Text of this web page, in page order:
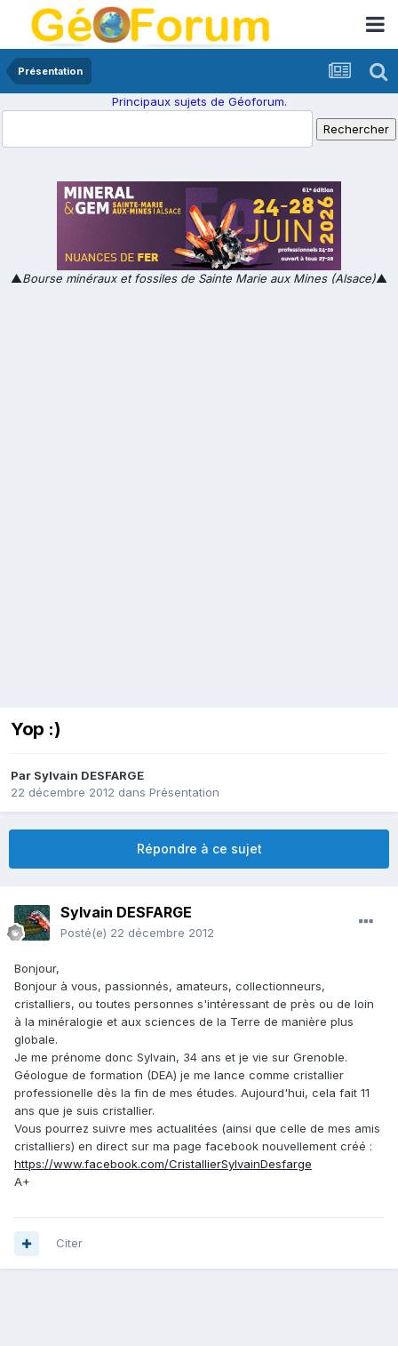
Présentation
Principaux sujets de Géoforum.
▲Bourse minéraux et fossiles de Sainte Marie aux Mines (Alsace)▲
Yop :)
Par Sylvain DESFARGE
22 décembre 2012 dans Présentation
Répondre à ce sujet
Sylvain DESFARGE
Posté(e) 22 décembre 2012
Bonjour,
Bonjour à vous, passionnés, amateurs, collectionneurs,
cristalliers, ou toutes personnes s'intéressant de près ou de loin
à la minéralogie et aux sciences de la Terre de manière plus
globale.
Je me prénome donc Sylvain, 34 ans et je vie sur Grenoble.
Géologue de formation (DEA) je me lance comme cristallier
professionelle dès la fin de mes études. Aujourd'hui, cela fait 11
ans que je suis cristallier.
Vous pourrez suivre mes actualitées (ainsi que celle de mes amis
cristalliers) en direct sur ma page facebook nouvellement créé :
https://www.facebook.com/CristallierSylvainDesfarge
A+
Citer